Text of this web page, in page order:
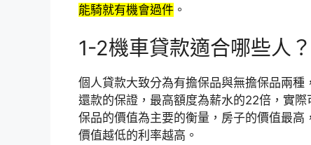
能騎就有機會過件 。
1-2機車貸款適合哪些人？
個人貸款大致分為有擔保品與無擔保品兩
還款的保證，最高額度為薪水的22倍，實
保品的價值為主要的衡量，房子的價值最高
價值越低的利率越高。